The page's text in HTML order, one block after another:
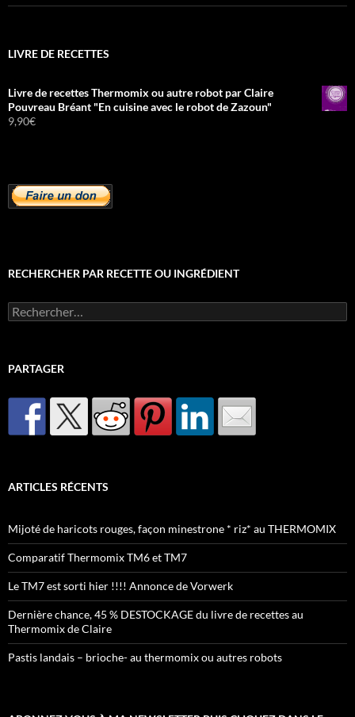
LIVRE DE RECETTES
Livre de recettes Thermomix ou autre robot par Claire
Pouvreau Bréant "En cuisine avec le robot de Zazoun"
9,90€
RECHERCHER PAR RECETTE OU INGRÉDIENT
Rechercher :
PARTAGER
ARTICLES RÉCENTS
Mijoté de haricots rouges, façon minestrone * riz* au THERMOMIX
Comparatif Thermomix TM6 et TM7
Le TM7 est sorti hier !!!! Annonce de Vorwerk
Dernière chance, 45 % DESTOCKAGE du livre de recettes au
Thermomix de Claire
Pastis landais – brioche- au thermomix ou autres robots